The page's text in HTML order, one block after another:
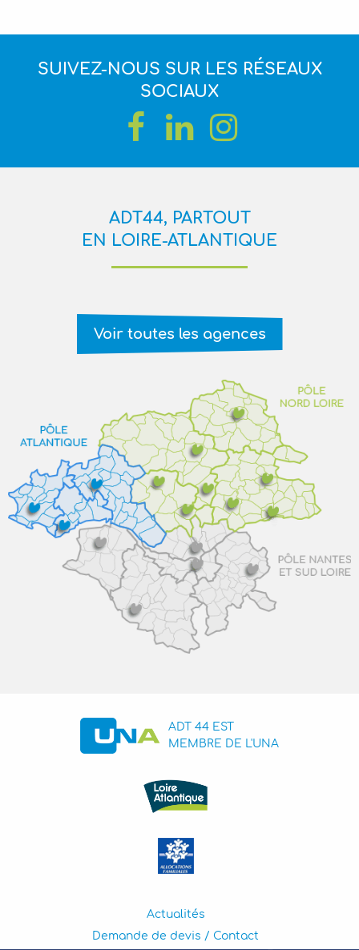
SUIVEZ-NOUS SUR LES RÉSEAUX
SOCIAUX
ADT44, PARTOUT
EN LOIRE-ATLANTIQUE
Voir toutes les agences
ADT 44 EST
MEMBRE DE L'UNA
Actualités
Demande de devis / Contact